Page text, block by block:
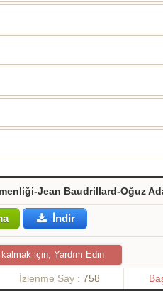
Jean Baudrillard-Oğuz
İndir
için, Yardım Edin
İzlenme Say :758